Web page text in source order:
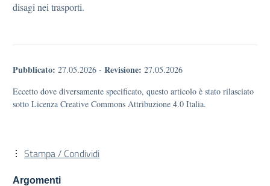
disagi nei trasporti.
Pubblicato: 27.05.2026 - Revisione: 27.05.2026
Eccetto dove diversamente specificato, questo articolo è stato rilasciato
sotto Licenza Creative Commons Attribuzione 4.0 Italia.
Stampa / Condividi
Argomenti